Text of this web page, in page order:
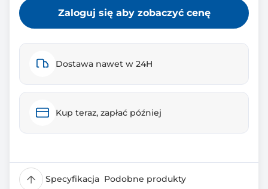
Zaloguj się aby zobaczyć cenę
Dostawa nawet w 24H
Kup teraz, zapłać później
Specyfikacja Podobne produkty